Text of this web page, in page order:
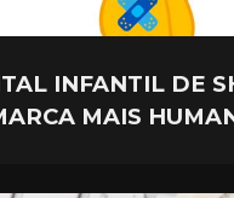
INFANTIL DE
MAIS